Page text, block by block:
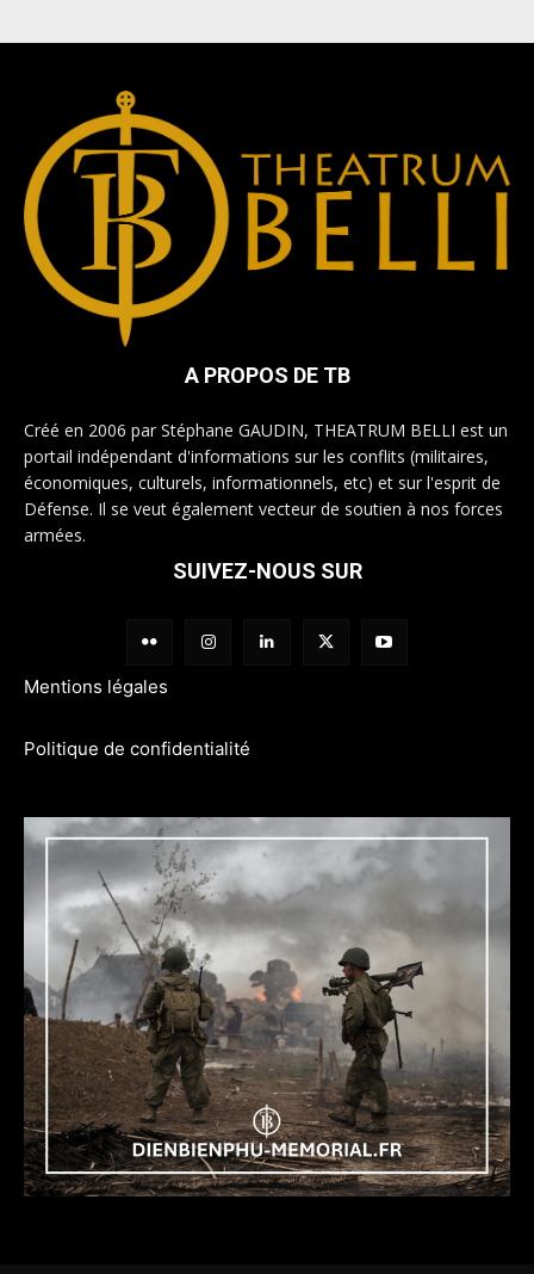
A PROPOS DE TB
Créé en 2006 par Stéphane GAUDIN, THEATRUM BELLI est un
portail indépendant d'informations sur les conflits (militaires,
économiques, culturels, informationnels, etc) et sur l'esprit de
Défense. Il se veut également vecteur de soutien à nos forces
armées.
SUIVEZ-NOUS SUR
Mentions légales
Politique de confidentialité